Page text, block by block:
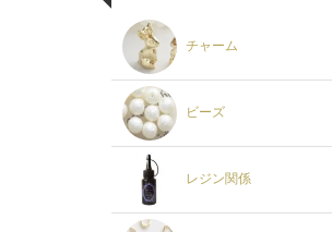
チャーム
ビーズ
レジン関係